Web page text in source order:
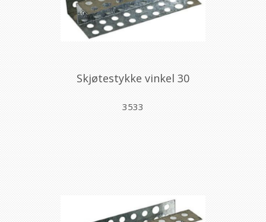
Skjøtestykke vinkel 30
3533